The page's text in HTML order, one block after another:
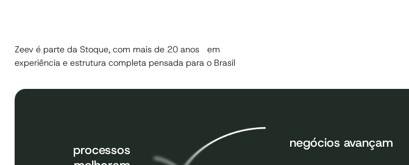
Zeev é parte da Stoque, com mais de 20 anos em
experiência e estrutura completa pensada para o Brasil
processos
negócios avançam